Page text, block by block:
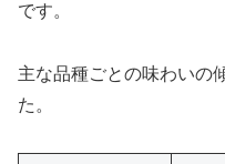
です。
主な品種ごとの味わいの
た。